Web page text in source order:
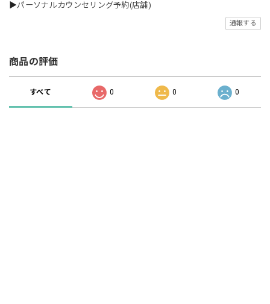
▶パーソナルカウンセリング予約(店舗)
通報する
商品の評価
すべて 0 0 0